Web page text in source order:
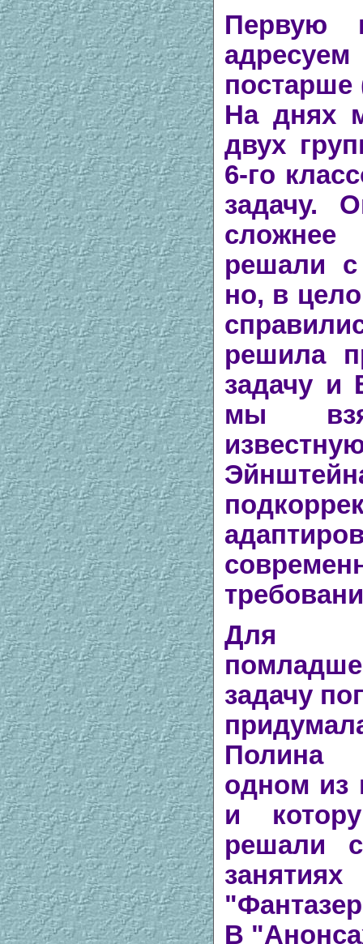
Первую
постарше
На днях
двух
6-го
задачу.
решали
но, в
решила
задачу и
мы
Для
задачу
Полина
одном из
и
решали
В